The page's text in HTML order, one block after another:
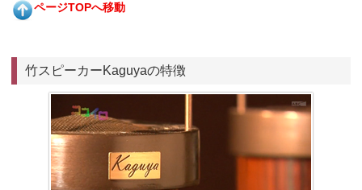
ページTOPへ移動
竹スピーカーKaguyaの特徴